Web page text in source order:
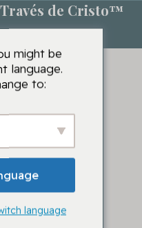
de Cristo™
might be
language.
to:
language